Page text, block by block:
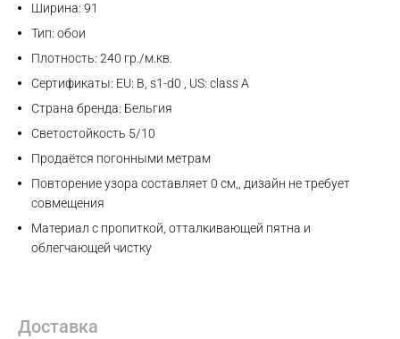
Ширина: 91
Тип: обои
Плотность: 240 гр./м.кв.
Сертификаты: EU: B, s1-d0 , US: class A
Страна бренда: Бельгия
Светостойкость 5/10
Продаётся погонными метрам
Повторение узора составляет 0 см,, дизайн не требует
совмещения
Материал с пропиткой, отталкивающей пятна и
облегчающей чистку
Доставка